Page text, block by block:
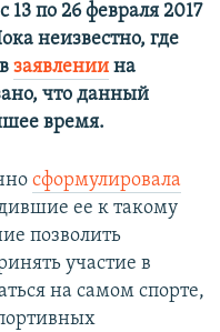
по 26 февраля 2017
неизвестно, где
заявлении на
что данный
время.
сформулировала
ее к такому
позволить
участие в
на самом спорте,